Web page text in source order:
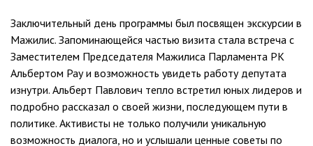
Заключительный день программы был посвящен экскурсии в
Мажилис. Запоминающейся частью визита стала встреча с
Заместителем Председателя Мажилиса Парламента РК
Альбертом Рау и возможность увидеть работу депутата
изнутри. Альберт Павлович тепло встретил юных лидеров и
подробно рассказал о своей жизни, последующем пути в
политике. Активисты не только получили уникальную
возможность диалога, но и услышали ценные советы по